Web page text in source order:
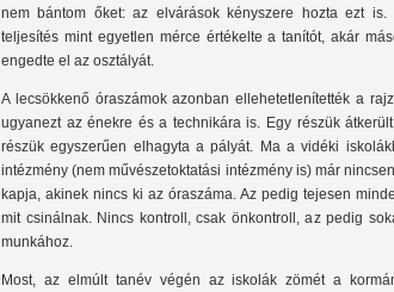
nem bántom őket: az elvárások kényszere hozta ezt
teljesítés mint egyetlen mérce értékelte a tanítót, akár
engedte el az osztályát.
A lecsökkenő óraszámok azonban ellehetetlenítették a
ugyanezt az énekre és a technikára is. Egy részük
részük egyszerűen elhagyta a pályát. Ma a vidéki
intézmény (nem művészetoktatási intézmény is) már
kapja, akinek nincs ki az óraszáma. Az pedig tejesen
mit csinálnak. Nincs kontroll, csak önkontroll, az pedig
munkához.
Most, az elmúlt tanév végén az iskolák zömét a